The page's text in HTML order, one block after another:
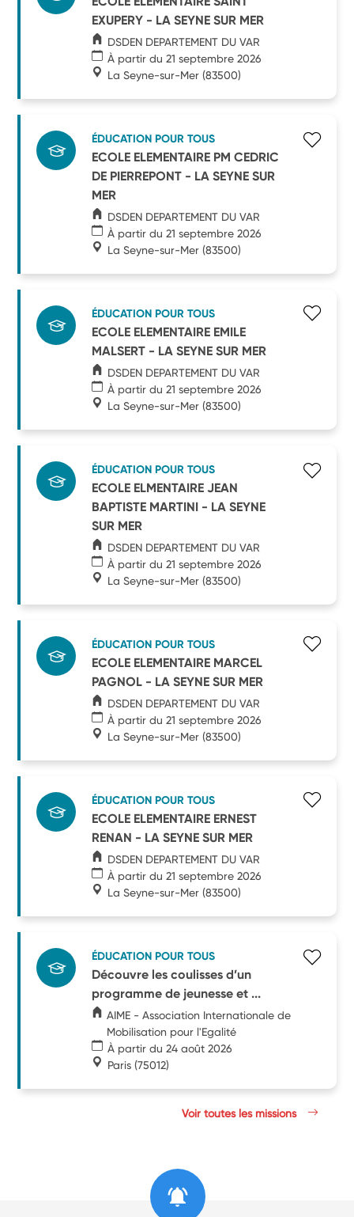
EXUPERY - LA SEYNE SUR MER
DSDEN DEPARTEMENT DU VAR
À partir du 21 septembre 2026
La Seyne-sur-Mer (83500)
ÉDUCATION POUR TOUS
ECOLE ELEMENTAIRE PM CEDRIC
DE PIERREPONT - LA SEYNE SUR
MER
DSDEN DEPARTEMENT DU VAR
À partir du 21 septembre 2026
La Seyne-sur-Mer (83500)
ÉDUCATION POUR TOUS
ECOLE ELEMENTAIRE EMILE
MALSERT - LA SEYNE SUR MER
DSDEN DEPARTEMENT DU VAR
À partir du 21 septembre 2026
La Seyne-sur-Mer (83500)
ÉDUCATION POUR TOUS
ECOLE ELMENTAIRE JEAN
BAPTISTE MARTINI - LA SEYNE
SUR MER
DSDEN DEPARTEMENT DU VAR
À partir du 21 septembre 2026
La Seyne-sur-Mer (83500)
ÉDUCATION POUR TOUS
ECOLE ELEMENTAIRE MARCEL
PAGNOL - LA SEYNE SUR MER
DSDEN DEPARTEMENT DU VAR
À partir du 21 septembre 2026
La Seyne-sur-Mer (83500)
ÉDUCATION POUR TOUS
ECOLE ELEMENTAIRE ERNEST
RENAN - LA SEYNE SUR MER
DSDEN DEPARTEMENT DU VAR
À partir du 21 septembre 2026
La Seyne-sur-Mer (83500)
ÉDUCATION POUR TOUS
Découvre les coulisses d’un
programme de jeunesse et ...
AIME - Association Internationale de
Mobilisation pour l'Egalité
À partir du 24 août 2026
Paris (75012)
Voir toutes les missions